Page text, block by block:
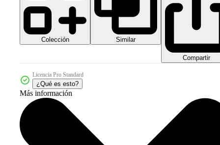
Colección Similar
Compartir
Licencia Pro Standard
¿Qué es esto?
Más información